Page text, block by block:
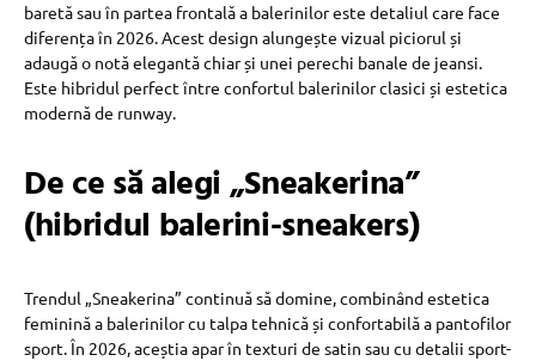
baretă sau în partea frontală a balerinilor este detaliul care face
diferența în 2026. Acest design alungește vizual piciorul și
adaugă o notă elegantă chiar și unei perechi banale de jeansi.
Este hibridul perfect între confortul balerinilor clasici și estetica
modernă de runway.
De ce să alegi „Sneakerina”
(hibridul balerini-sneakers)
Trendul „Sneakerina” continuă să domine, combinând estetica
feminină a balerinilor cu talpa tehnică și confortabilă a pantofilor
sport. În 2026, aceștia apar în texturi de satin sau cu detalii sport-